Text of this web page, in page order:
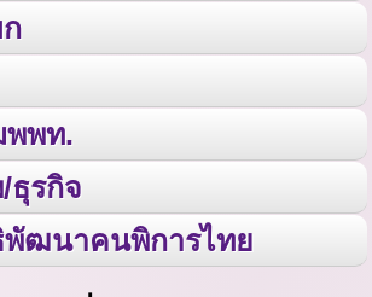
พพท.
ธุรกิจ
พัฒนาคนพิการไทย